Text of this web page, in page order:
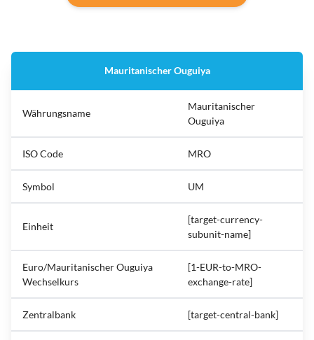
Mauritanischer Ouguiya
Währungsname
Mauritanischer
Ouguiya
ISO Code MRO
Symbol UM
Einheit
[target-currency-
subunit-name]
Euro/Mauritanischer Ouguiya
Wechselkurs
[1-EUR-to-MRO-
exchange-rate]
Zentralbank [target-central-bank]